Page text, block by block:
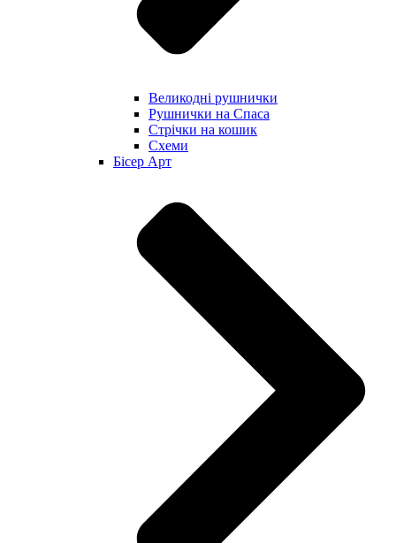
Великодні рушнички
Рушнички на Спаса
Стрічки на кошик
Схеми
Бісер Арт